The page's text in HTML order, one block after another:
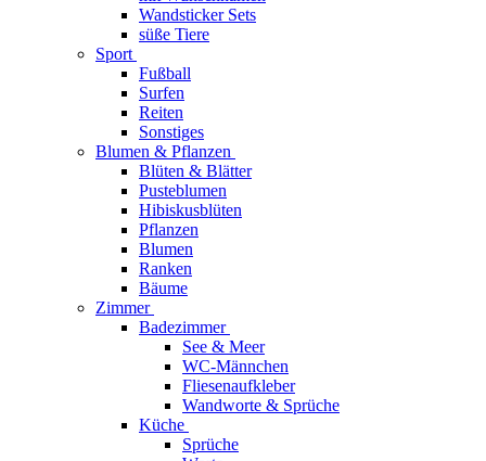
Wandsticker Sets
süße Tiere
Sport
Fußball
Surfen
Reiten
Sonstiges
Blumen & Pflanzen
Blüten & Blätter
Pusteblumen
Hibiskusblüten
Pflanzen
Blumen
Ranken
Bäume
Zimmer
Badezimmer
See & Meer
WC-Männchen
Fliesenaufkleber
Wandworte & Sprüche
Küche
Sprüche